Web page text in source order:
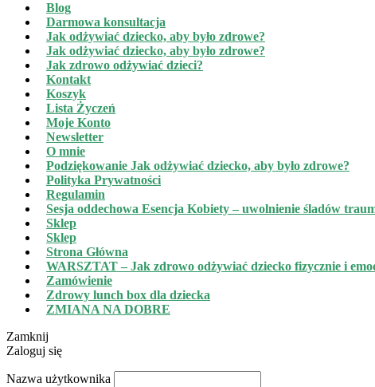
Blog
Darmowa konsultacja
Jak odżywiać dziecko, aby było zdrowe?
Jak odżywiać dziecko, aby było zdrowe?
Jak zdrowo odżywiać dzieci?
Kontakt
Koszyk
Lista Życzeń
Moje Konto
Newsletter
O mnie
Podziękowanie Jak odżywiać dziecko, aby było zdrowe?
Polityka Prywatności
Regulamin
Sesja oddechowa Esencja Kobiety – uwolnienie śladów
Sklep
Sklep
Strona Główna
WARSZTAT – Jak zdrowo odżywiać dziecko fizycznie i
Zamówienie
Zdrowy lunch box dla dziecka
ZMIANA NA DOBRE
Zamknij
Zaloguj się
Nazwa użytkownika